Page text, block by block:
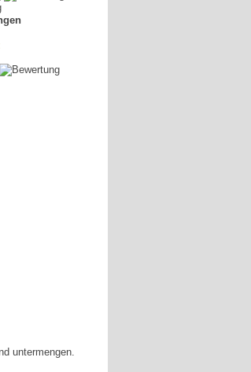
untermengen.